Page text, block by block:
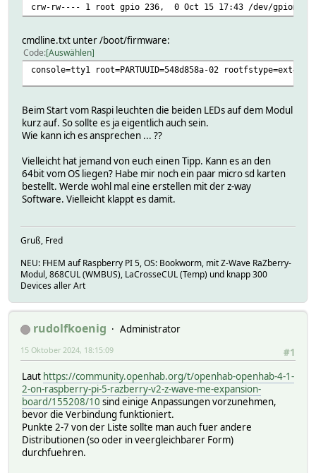
crw-rw---- 1 root gpio 236, 0 Oct 15 17:43 /dev/gpiomem4
cmdline.txt unter /boot/firmware:
Code Auswählen
console=tty1 root=PARTUUID=548d858a-02 rootfstype=ext4
Beim Start vom Raspi leuchten die beiden LEDs auf dem Modul
kurz auf. So sollte es ja eigentlich auch sein.
Wie kann ich es ansprechen ... ??
Vielleicht hat jemand von euch einen Tipp. Kann es an den
64bit vom OS liegen? Habe mir noch ein paar micro sd karten
bestellt. Werde wohl mal eine erstellen mit der z-way
Software. Vielleicht klappt es damit.
Gruß, Fred
NEU: FHEM auf Raspberry PI 5, OS: Bookworm, mit Z-Wave RaZberry-
Modul, 868CUL (WMBUS), LaCrosseCUL (Temp) und knapp 300
Devices aller Art
rudolfkoenig
Administrator
#1
15 Oktober 2024, 18:15:09
Laut https://community.openhab.org/t/openhab-openhab-4-1-
2-on-raspberry-pi-5-razberry-v2-z-wave-me-expansion-
board/155208/10 sind einige Anpassungen vorzunehmen,
bevor die Verbindung funktioniert.
Punkte 2-7 von der Liste sollte man auch fuer andere
Distributionen (so oder in veergleichbarer Form)
durchfuehren.